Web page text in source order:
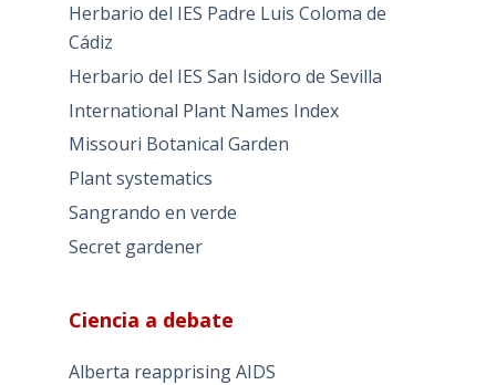
Herbario del IES Padre Luis Coloma de
Cádiz
Herbario del IES San Isidoro de Sevilla
International Plant Names Index
Missouri Botanical Garden
Plant systematics
Sangrando en verde
Secret gardener
Ciencia a debate
Alberta reapprising AIDS